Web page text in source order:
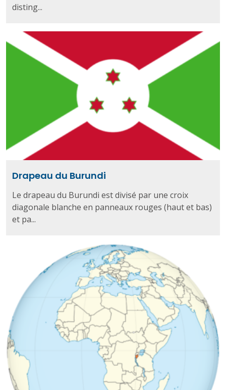
disting...
Drapeau du Burundi
Le drapeau du Burundi est divisé par une croix
diagonale blanche en panneaux rouges (haut et bas)
et pa...